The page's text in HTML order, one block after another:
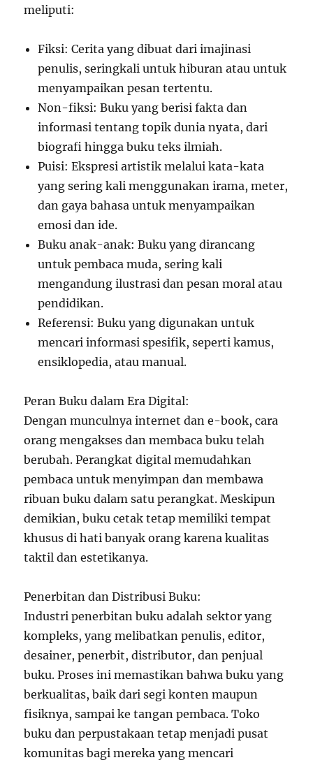
meliputi:
Fiksi: Cerita yang dibuat dari imajinasi
penulis, seringkali untuk hiburan atau untuk
menyampaikan pesan tertentu.
Non-fiksi: Buku yang berisi fakta dan
informasi tentang topik dunia nyata, dari
biografi hingga buku teks ilmiah.
Puisi: Ekspresi artistik melalui kata-kata
yang sering kali menggunakan irama, meter,
dan gaya bahasa untuk menyampaikan
emosi dan ide.
Buku anak-anak: Buku yang dirancang
untuk pembaca muda, sering kali
mengandung ilustrasi dan pesan moral atau
pendidikan.
Referensi: Buku yang digunakan untuk
mencari informasi spesifik, seperti kamus,
ensiklopedia, atau manual.
Peran Buku dalam Era Digital:
Dengan munculnya internet dan e-book, cara
orang mengakses dan membaca buku telah
berubah. Perangkat digital memudahkan
pembaca untuk menyimpan dan membawa
ribuan buku dalam satu perangkat. Meskipun
demikian, buku cetak tetap memiliki tempat
khusus di hati banyak orang karena kualitas
taktil dan estetikanya.
Penerbitan dan Distribusi Buku:
Industri penerbitan buku adalah sektor yang
kompleks, yang melibatkan penulis, editor,
desainer, penerbit, distributor, dan penjual
buku. Proses ini memastikan bahwa buku yang
berkualitas, baik dari segi konten maupun
fisiknya, sampai ke tangan pembaca. Toko
buku dan perpustakaan tetap menjadi pusat
komunitas bagi mereka yang mencari